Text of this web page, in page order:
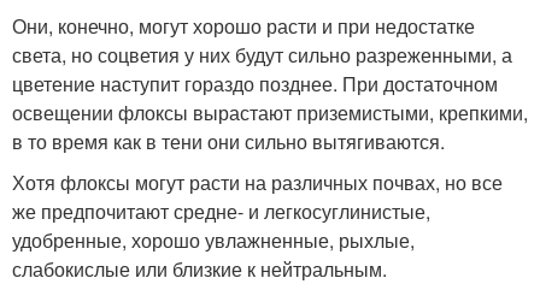
Они, конечно, могут хорошо расти и при недостатке
света, но соцветия у них будут сильно разреженными, а
цветение наступит гораздо позднее. При достаточном
освещении флоксы вырастают приземистыми, крепкими,
в то время как в тени они сильно вытягиваются.
Хотя флоксы могут расти на различных почвах, но все
же предпочитают средне- и легкосуглинистые,
удобренные, хорошо увлажненные, рыхлые,
слабокислые или близкие к нейтральным.